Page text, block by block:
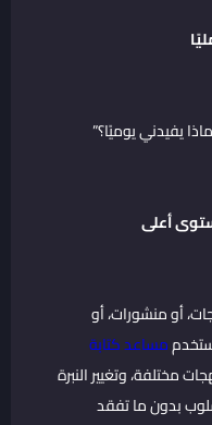
يفيدني يوميًا؟”
أو منشورات، أو
مساعد كتابة
مختلفة، وتغيير النبرة
بدون ما تفقد